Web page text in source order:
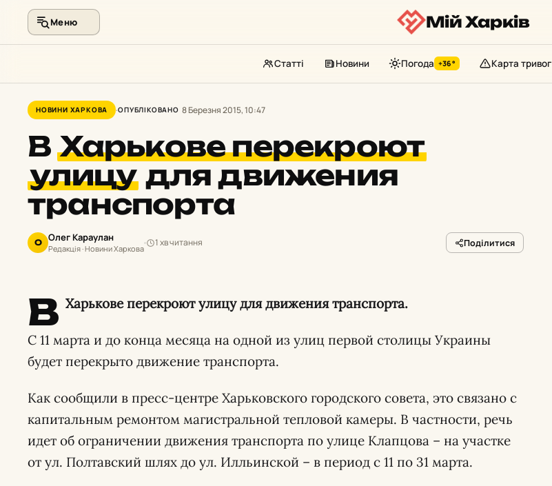
контенту
Меню Мій Харків
Статті Новини Погода +36° Карта тривог
НОВИНИ ХАРКОВА ОПУБЛІКОВАНО 8 Березня 2015, 10:47
ВХарькове перекроют
улицу для движения
транспорта
О Олег Караулан
Редакція · Новини Харкова
1 хв читання Поділитися
В Харькове перекроют улицу для движения транспорта.
С 11 марта и до конца месяца на одной из улиц первой столицы Украины
будет перекрыто движение транспорта.
Как сообщили в пресс-центре Харьковского городского совета, это связано с
капитальным ремонтом магистральной тепловой камеры. В частности, речь
идет об ограничении движения транспорта по улице Клапцова – на участке
от ул. Полтавский шлях до ул. Илльинской – в период с 11 по 31 марта.